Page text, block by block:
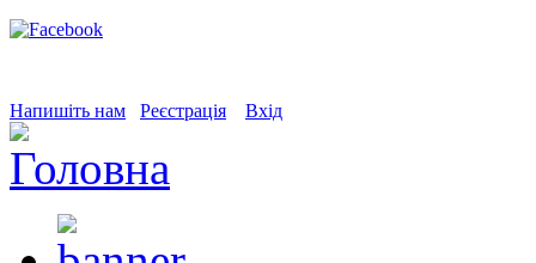
Напишіть нам Реєстрація Вхід